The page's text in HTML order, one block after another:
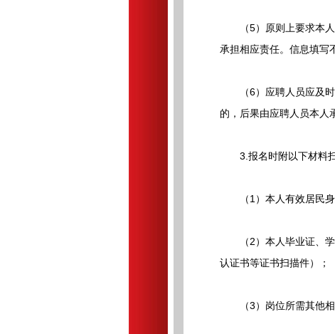
（5）原则上要求本人
承担相应责任。信息填写
（6）应聘人员应及时
的，后果由应聘人员本人
3.报名时附以下材料扫
（1）本人有效居民身
（2）本人毕业证、学
认证书等证书扫描件）；
（3）岗位所需其他相